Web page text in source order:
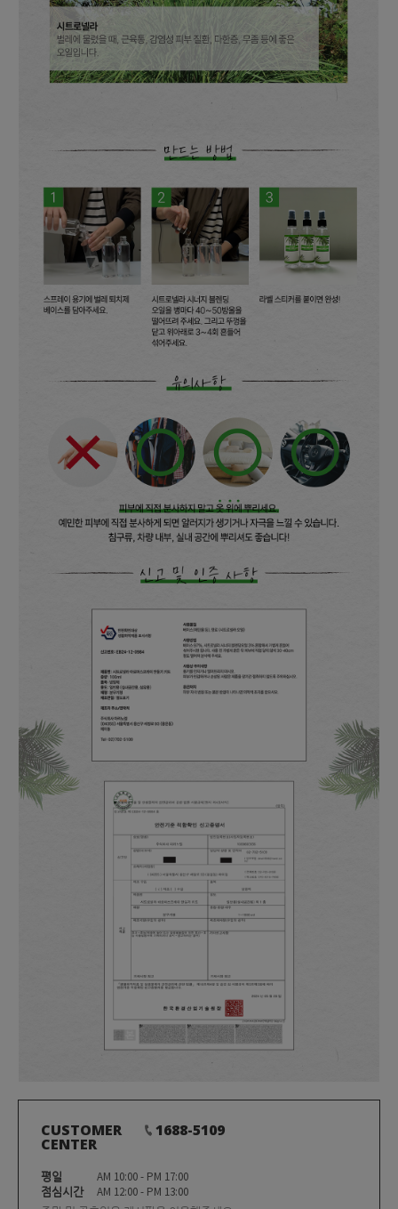
CUSTOMER
CENTER
1688-5109
평일
AM 10:00 - PM 17:00
점심시간
AM 12:00 - PM 13:00